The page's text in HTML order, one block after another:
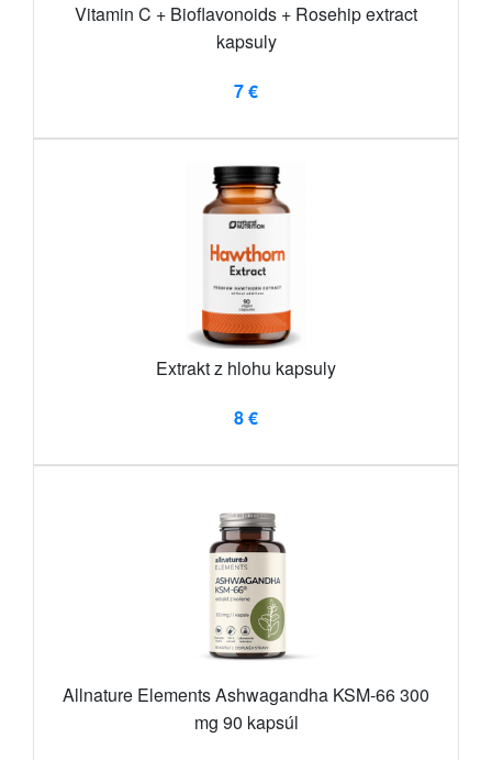
Vitamin C + Bioflavonoids + Rosehip extract
kapsuly
7 €
Extrakt z hlohu kapsuly
8 €
Allnature Elements Ashwagandha KSM-66 300
mg 90 kapsúl